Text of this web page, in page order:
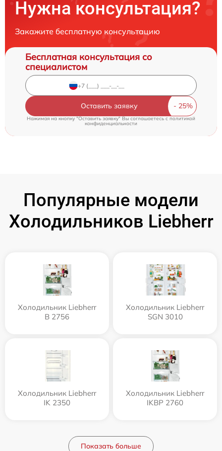
Нужна консультация?
Закажите бесплатную консультацию
Бесплатная консультация со
специалистом
Оставить заявку
Нажимая на кнопку "Оставить заявку" Вы соглашаетесь cполитикой
конфиденциальности
Популярные модели
Холодильников Liebherr
Холодильник Liebherr
B 2756
Холодильник Liebherr
SGN 3010
Холодильник Liebherr
IK 2350
Холодильник Liebherr
IKBP 2760
Показать больше